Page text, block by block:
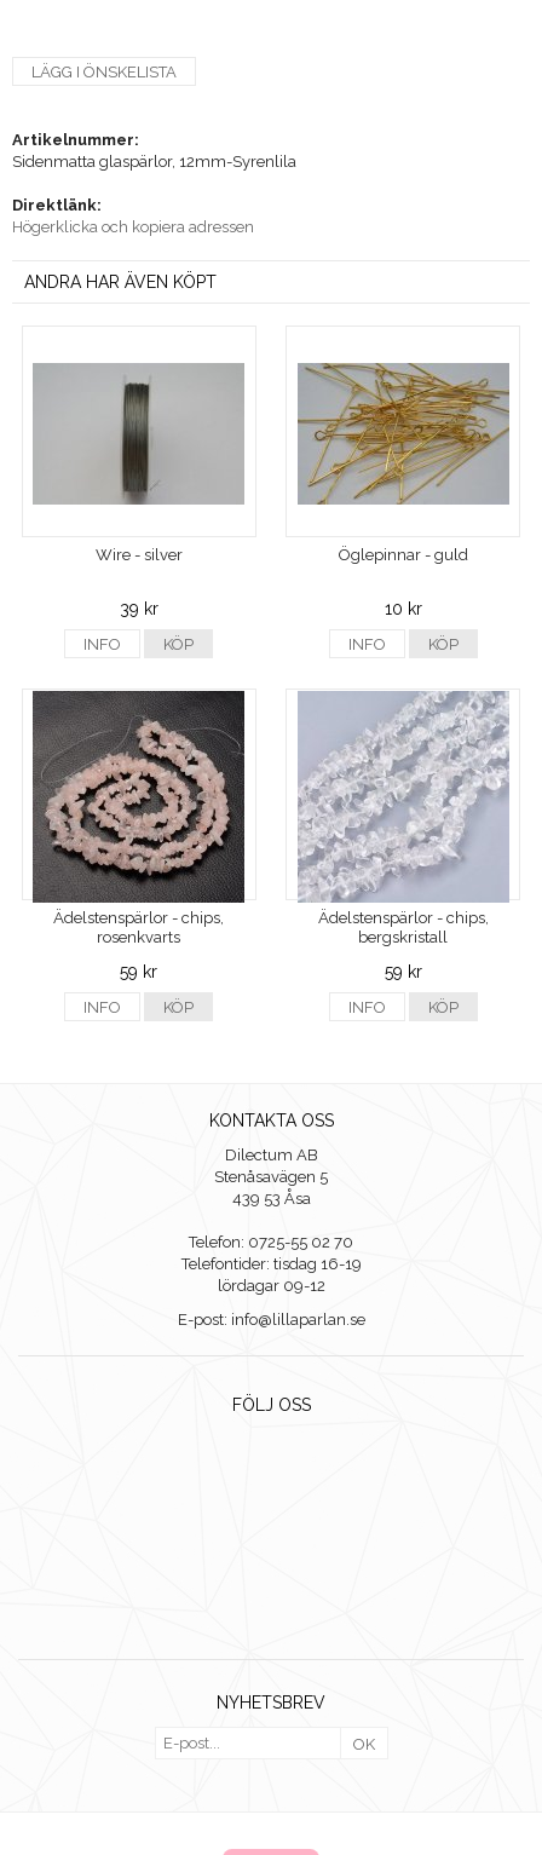
LÄGG I ÖNSKELISTA
Artikelnummer:
Sidenmatta glaspärlor, 12mm-Syrenlila
Direktlänk:
Högerklicka och kopiera adressen
ANDRA HAR ÄVEN KÖPT
Wire - silver
39 kr
INFO KÖP
Öglepinnar - guld
10 kr
INFO KÖP
Ädelstenspärlor - chips,
rosenkvarts
59 kr
INFO KÖP
Ädelstenspärlor - chips,
bergskristall
59 kr
INFO KÖP
KONTAKTA OSS
Dilectum AB
Stenåsavägen 5
439 53 Åsa
Telefon: 0725-55 02 70
Telefontider: tisdag 16-19
lördagar 09-12
E-post: info@lillaparlan.se
FÖLJ OSS
NYHETSBREV
OK